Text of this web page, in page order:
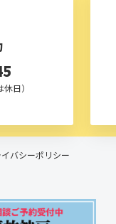
日）
バシーポリシー